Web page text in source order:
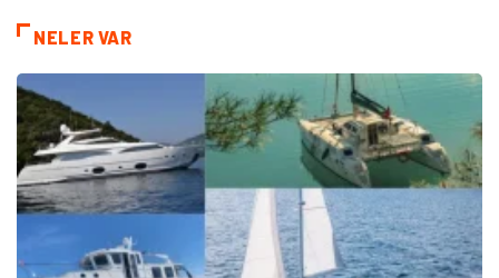
NELER VAR